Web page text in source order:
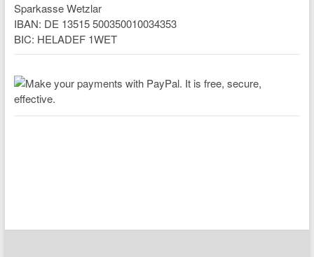
Sparkasse Wetzlar
IBAN: DE 13515 500350010034353
BIC: HELADEF 1WET